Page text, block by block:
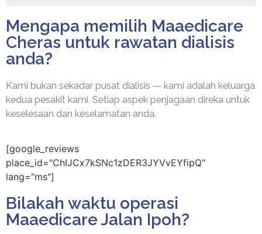
Mengapa memilih Maaedicare
Cheras untuk rawatan dialisis
anda?
Kami bukan sekadar pusat dialisis — kami adalah keluarga
kedua pesakit kami. Setiap aspek penjagaan direka untuk
keselesaan dan keselamatan anda.
[google_reviews
place_id="ChIJCx7kSNc1zDER3JYVvEYfipQ"
lang="ms"]
Bilakah waktu operasi
Maaedicare Jalan Ipoh?